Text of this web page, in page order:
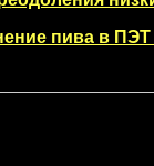
пива в